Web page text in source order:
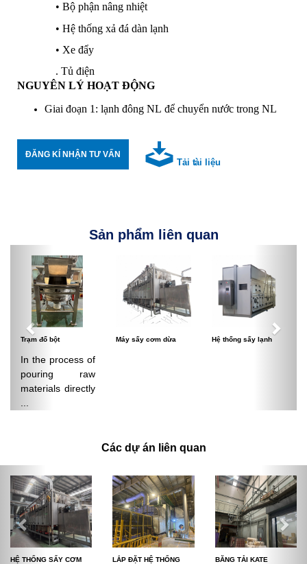
• Bộ phận nâng nhiệt
• Hệ thống xả đá dàn lạnh
• Xe đẩy
. Tủ điện
NGUYÊN LÝ HOẠT ĐỘNG
Giai đoạn 1: lạnh đông NL để chuyển nước trong NL
Giai đoạn
2: tạo áp suất chân không rồi gia nhiệt NL đã lạnh đông
ĐĂNG KÍ NHẬN TƯ VẤN
Tải tài liệu
Sản phẩm liên quan
Trạm đổ bột
In the process of
pouring raw
materials directly
Máy sấy cơm dừa Hệ thống sấy lạnh
Các dự án liên quan
HỆ THỐNG SẤY CƠM
LẮP ĐẶT HỆ THỐNG
BĂNG TẢI KATE